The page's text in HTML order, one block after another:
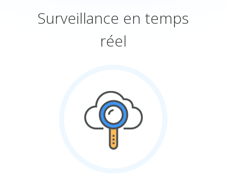
Surveillance en temps
réel